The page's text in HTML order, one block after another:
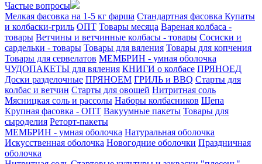
Частые вопросы
Мелкая фасовка на 1-5 кг фарша Стандартная фасовка Купаты
и колбаски-гриль ОПТ Товары месяца Вареная колбаса -
товары Ветчины и ветчинные колбасы - товары Сосиски и
сардельки - товары Товары для вяления Товары для копчения
Товары для сервелатов МЕМБРИН - умная оболочка
ЧУДОПАКЕТЫ для вяления КНИГИ о колбасе ПРЯНОЕД
Доски разделочные ПРЯНОЕМ ГРИЛЬ и BBQ Старты для
колбас и ветчин Старты для овощей Нитритная соль
Мясницкая соль и рассолы Наборы колбасников Щепа
Крупная фасовка - ОПТ Вакуумные пакеты Товары для
сыроделия Реторт-пакеты
МЕМБРИН - умная оболочка Натуральная оболочка
Искусственная оболочка Новогодние оболочки Праздничная
оболочка